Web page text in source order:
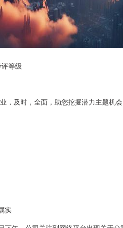
等级
及时，全面，助您挖掘潜力主题机会
实